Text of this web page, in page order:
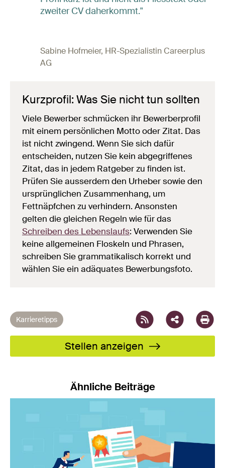
zweiter CV daherkommt."
Sabine Hofmeier, HR-Spezialistin Careerplus
AG
Kurzprofil: Was Sie nicht tun sollten
Viele Bewerber schmücken ihr Bewerberprofil
mit einem persönlichen Motto oder Zitat. Das
ist nicht zwingend. Wenn Sie sich dafür
entscheiden, nutzen Sie kein abgegriffenes
Zitat, das in jedem Ratgeber zu finden ist.
Prüfen Sie ausserdem den Urheber sowie den
ursprünglichen Zusammenhang, um
Fettnäpfchen zu verhindern. Ansonsten
gelten die gleichen Regeln wie für das
Schreiben des Lebenslaufs: Verwenden Sie
keine allgemeinen Floskeln und Phrasen,
schreiben Sie grammatikalisch korrekt und
wählen Sie ein adäquates Bewerbungsfoto.
Karrieretipps
Facebook
X LinkedIn
XINGEmail
Stellen anzeigen
Ähnliche Beiträge